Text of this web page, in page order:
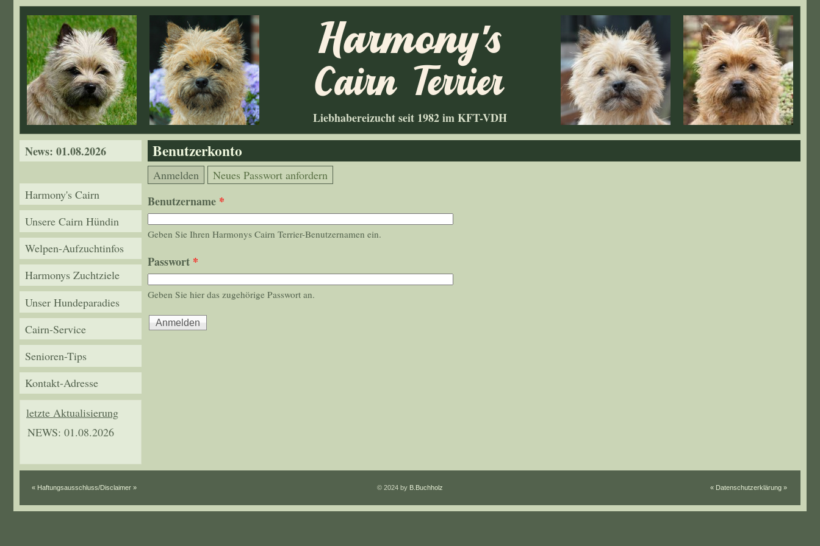
Direkt zum Inhalt
Liebhabereizucht seit 1982 im KFT-VDH
News: 01.08.2026
Harmony's Cairn
Unsere Cairn Hündin
Welpen-Aufzuchtinfos
Harmonys Zuchtziele
Unser Hundeparadies
Cairn-Service
Senioren-Tips
Kontakt-Adresse
letzte Aktualisierung
NEWS: 01.08.2026
Benutzerkonto
Haupt-Reiter
Anmelden (aktiver Reiter)
Neues Passwort anfordern
Benutzername *
Geben Sie Ihren Harmonys Cairn Terrier-Benutzernamen ein.
Passwort *
Geben Sie hier das zugehörige Passwort an.
« Haftungsausschluss/Disclaimer » © 2024 by B.Buchholz « Datenschutzerklärung »